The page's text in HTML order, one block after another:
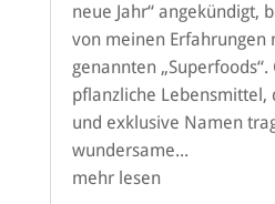
neue Jahr“ angekündigt,
von meinen Erfahrungen
genannten
pflanzliche Lebensmittel,
und exklusive Namen
wundersame...
mehr lesen